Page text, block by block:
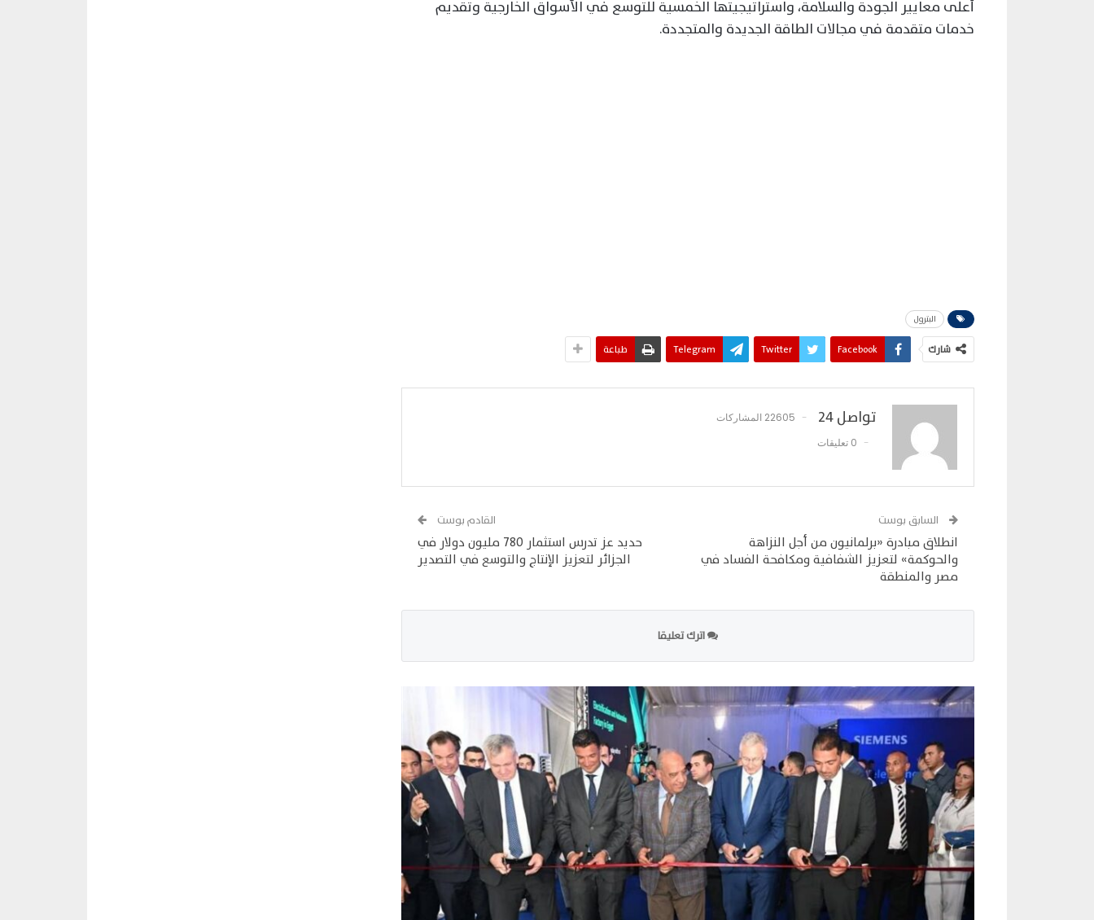
أعلى معايير الجودة والسلامة، واستراتيجيتها الخمسية للتوسع في الأسواق الخارجية وتقديم
خدمات متقدمة في مجالات الطاقة الجديدة والمتجددة.
البترول
شارك Facebook
Twitter
Telegram طباعة
تواصل 24
22605 المشاركات
0 تعليقات
السابق بوست
انطلاق مبادرة «برلمانيون من أجل النزاهة
والحوكمة» لتعزيز الشفافية ومكافحة الفساد في
مصر والمنطقة
القادم بوست
حديد عز تدرس استثمار 780 مليون دولار في
الجزائر لتعزيز الإنتاج والتوسع في التصدير
اترك تعليقا